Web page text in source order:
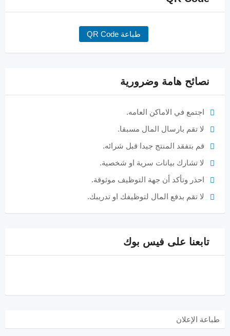
طباعة QR Code
نصائح هامة وضرورية
اجتمع في الاماكن العامه.
لا تقم بارسال المال مسبقا.
قم بتفقد المنتج جيدا قبل شرائه.
لا تشارك بيانات سرية او شخصية.
احذر وتأكد أن جهة التوظيف موثوقة.
لا تقم بدفع المال لتوظيفك او تدريبك.
تابعنا على فيس بوك
طباعة الإعلان